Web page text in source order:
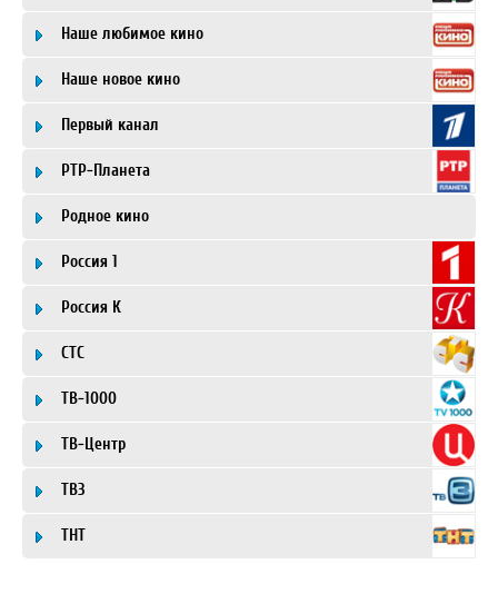
Наше любимое кино
Наше новое кино
Первый канал
РТР-Планета
Родное кино
Россия 1
Россия К
СТС
ТВ-1000
ТВ-Центр
ТВ3
ТНТ